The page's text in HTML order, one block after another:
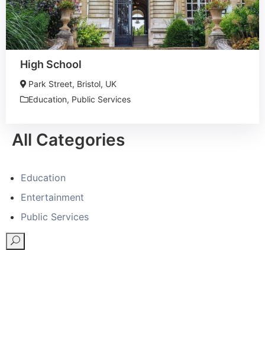
High School
Park Street, Bristol, UK
Education, Public Services
All Categories
Education
Entertainment
Public Services